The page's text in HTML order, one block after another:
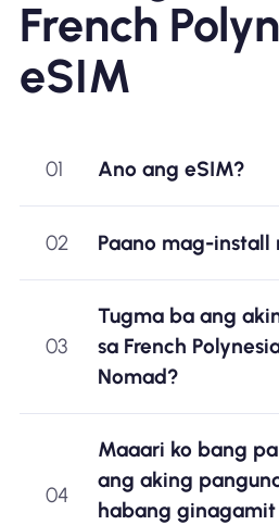
French
eSIM
01 Ano ang eSIM?
02 Paano mag-install
03
Tugma ba ang
sa French
Nomad?
04
Maaari ko bang
ang aking
habang